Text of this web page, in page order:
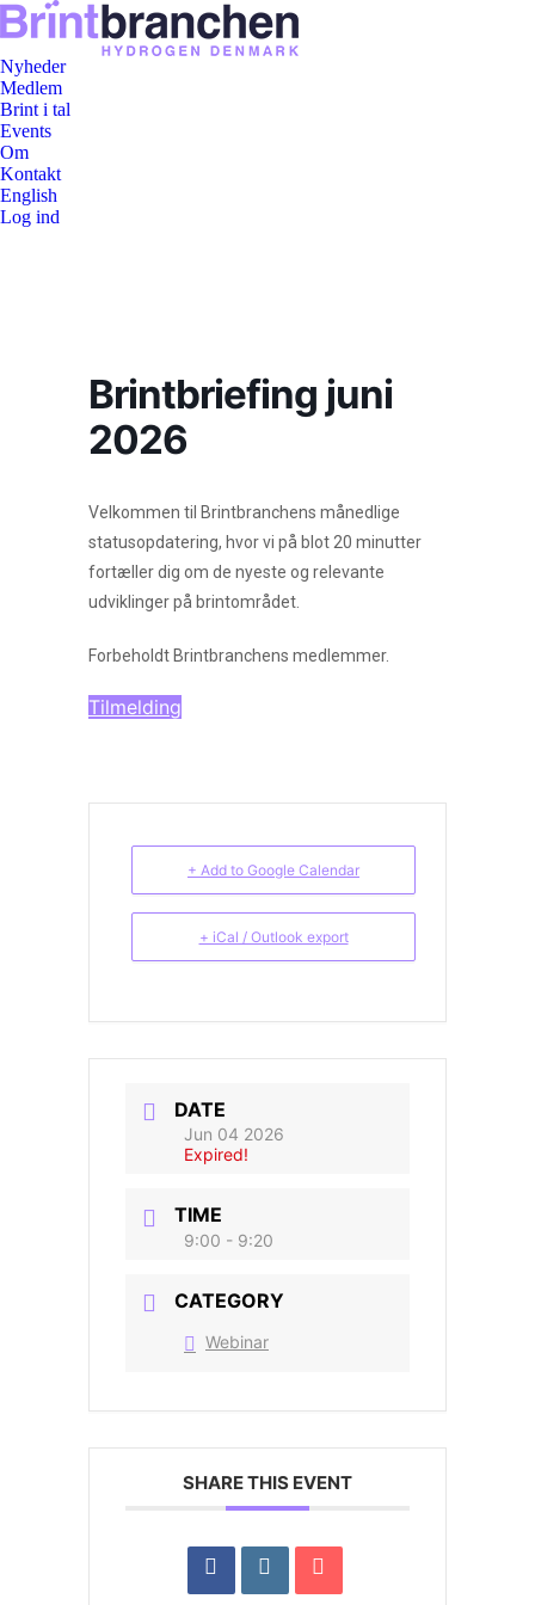
Nyheder
Medlem
Brint i tal
Events
Om
Kontakt
English
Log ind
Brintbriefing juni
2026
Velkommen til Brintbranchens månedlige
statusopdatering, hvor vi på blot 20 minutter
fortæller dig om de nyeste og relevante
udviklinger på brintområdet.
Forbeholdt Brintbranchens medlemmer.
Tilmelding
+ Add to Google Calendar
+ iCal / Outlook export
DATE
Jun 04 2026
Expired!
TIME
9:00 - 9:20
CATEGORY
Webinar
SHARE THIS EVENT